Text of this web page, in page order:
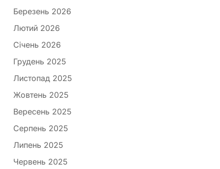
Березень 2026
Лютий 2026
Січень 2026
Грудень 2025
Листопад 2025
Жовтень 2025
Вересень 2025
Серпень 2025
Липень 2025
Червень 2025